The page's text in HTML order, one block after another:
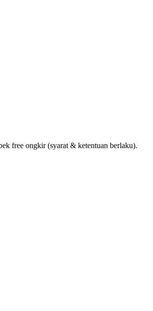
free ongkir (syarat & ketentuan berlaku).